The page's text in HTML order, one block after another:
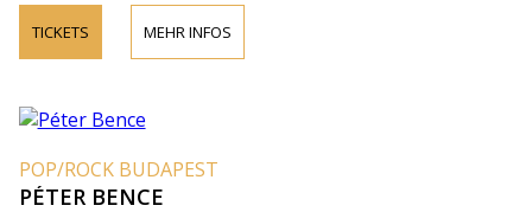
TICKETS MEHR INFOS
POP/ROCK BUDAPEST
PÉTER BENCE